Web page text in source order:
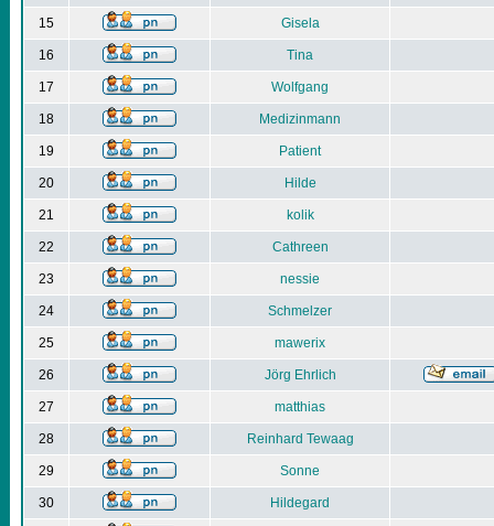
15 Gisela
16 Tina
17 Wolfgang
18 Medizinmann
19 Patient
20 Hilde
21 kolik
22 Cathreen
23 nessie
24 Schmelzer
25 mawerix
26 Jörg Ehrlich
27 matthias
28 Reinhard Tewaag
29 Sonne
30 Hildegard